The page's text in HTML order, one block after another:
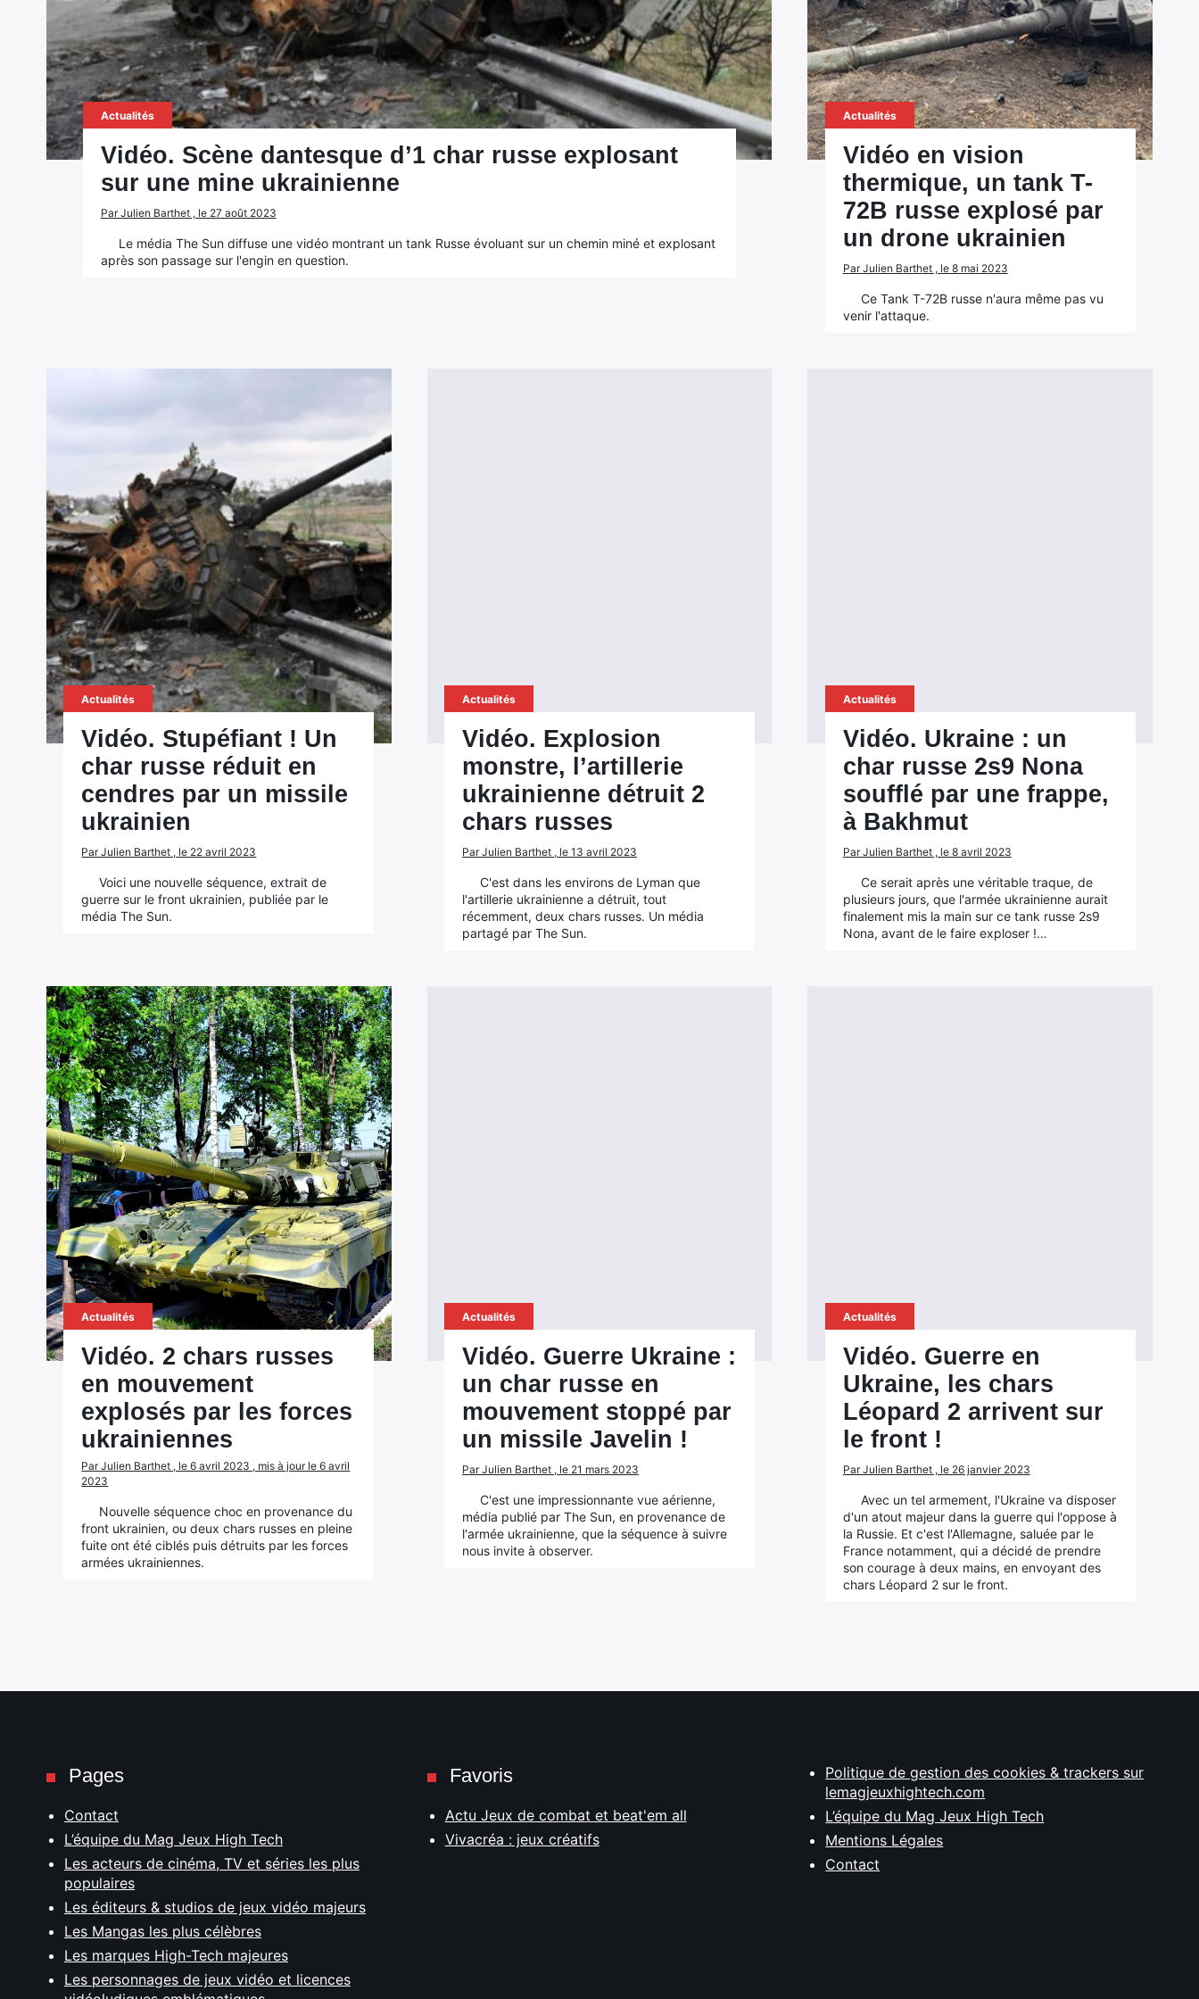
Actualités
Vidéo. Scène dantesque d’1 char russe explosant
sur une mine ukrainienne
Par Julien Barthet , le 27 août 2023
Le média The Sun diffuse une vidéo montrant un tank Russe évoluant sur un chemin miné et explosant
après son passage sur l'engin en question.
Actualités
Vidéo en vision
thermique, un tank T-
72B russe explosé par
un drone ukrainien
Par Julien Barthet , le 8 mai 2023
Ce Tank T-72B russe n'aura même pas vu
venir l'attaque.
Actualités
Vidéo. Stupéfiant ! Un
char russe réduit en
cendres par un missile
ukrainien
Par Julien Barthet , le 22 avril 2023
Voici une nouvelle séquence, extrait de
guerre sur le front ukrainien, publiée par le
média The Sun.
Actualités
Vidéo. Explosion
monstre, l’artillerie
ukrainienne détruit 2
chars russes
Par Julien Barthet , le 13 avril 2023
C'est dans les environs de Lyman que
l'artillerie ukrainienne a détruit, tout
récemment, deux chars russes. Un média
partagé par The Sun.
Actualités
Vidéo. Ukraine : un
char russe 2s9 Nona
soufflé par une frappe,
à Bakhmut
Par Julien Barthet , le 8 avril 2023
Ce serait après une véritable traque, de
plusieurs jours, que l'armée ukrainienne aurait
finalement mis la main sur ce tank russe 2s9
Nona, avant de le faire exploser !…
Actualités
Vidéo. 2 chars russes
en mouvement
explosés par les forces
ukrainiennes
Par Julien Barthet , le 6 avril 2023 , mis à jour le 6 avril
2023
Nouvelle séquence choc en provenance du
front ukrainien, ou deux chars russes en pleine
fuite ont été ciblés puis détruits par les forces
armées ukrainiennes.
Actualités
Vidéo. Guerre Ukraine :
un char russe en
mouvement stoppé par
un missile Javelin !
Par Julien Barthet , le 21 mars 2023
C'est une impressionnante vue aérienne,
média publié par The Sun, en provenance de
l'armée ukrainienne, que la séquence à suivre
nous invite à observer.
Actualités
Vidéo. Guerre en
Ukraine, les chars
Léopard 2 arrivent sur
le front !
Par Julien Barthet , le 26 janvier 2023
Avec un tel armement, l'Ukraine va disposer
d'un atout majeur dans la guerre qui l'oppose à
la Russie. Et c'est l'Allemagne, saluée par le
France notamment, qui a décidé de prendre
son courage à deux mains, en envoyant des
chars Léopard 2 sur le front.
Pages
Contact
L’équipe du Mag Jeux High Tech
Les acteurs de cinéma, TV et séries les plus
populaires
Les éditeurs & studios de jeux vidéo majeurs
Les Mangas les plus célèbres
Les marques High-Tech majeures
Les personnages de jeux vidéo et licences
Favoris
Actu Jeux de combat et beat'em all
Vivacréa : jeux créatifs
Politique de gestion des cookies & trackers sur
lemagjeuxhightech.com
L’équipe du Mag Jeux High Tech
Mentions Légales
Contact